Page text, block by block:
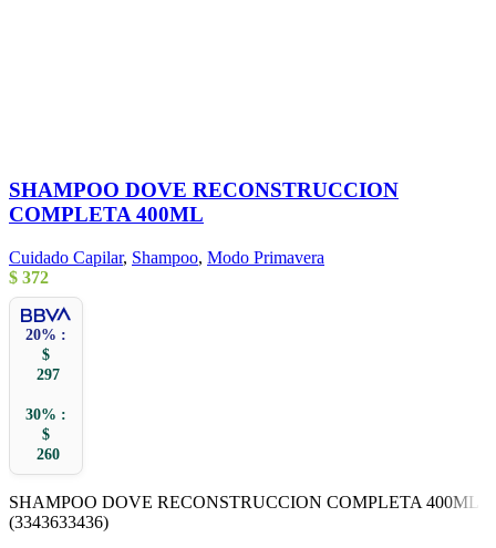
SHAMPOO DOVE RECONSTRUCCION
COMPLETA 400ML
Cuidado Capilar, Shampoo, Modo Primavera
$ 372
20% :
$
297
30% :
$
260
SHAMPOO DOVE RECONSTRUCCION COMPLETA 400ML
(3343633436)